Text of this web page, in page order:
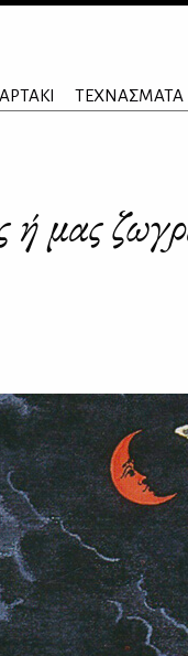
ΤΕΧΝΑΣΜΑΤΑ
ή μας